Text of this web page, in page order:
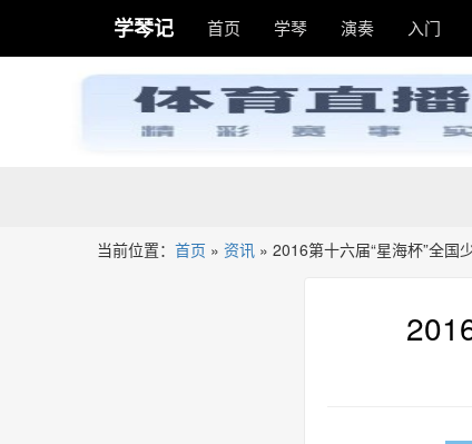
学琴记 首页 学琴 演奏 入门
当前位置： 首页 » 资讯 » 2016第十六届“星海杯”全国